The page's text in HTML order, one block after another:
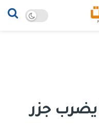
6.1 درجة يضرب جزر